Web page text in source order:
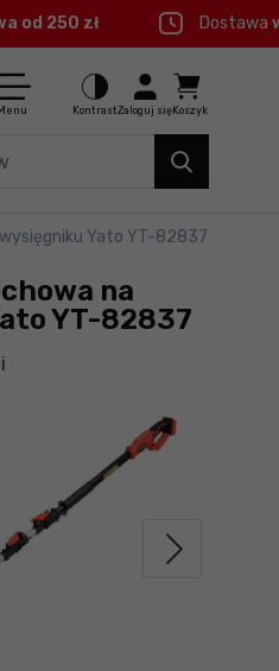
informacje
od 250 zł Dostawa
Menu KontrastZaloguj się Koszyk
wysięgniku Yato YT-82837
na
YT-82837